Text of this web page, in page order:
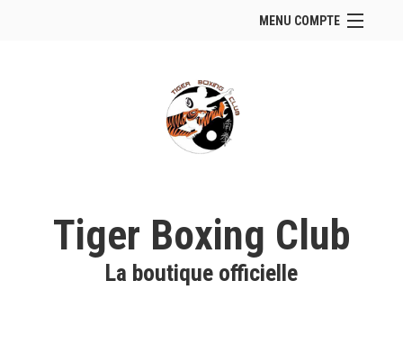
MENU COMPTE
Site Web du club
Facebook
Se connecter
Tiger Boxing Club
La boutique officielle